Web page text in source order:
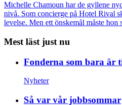
Michelle Chamoun har de gyllene
nivå. Som concierge på Hotel Rival
levelse. Men ett önskemål måste hon
Mest läst just nu
Fonderna som bara är
Nyheter
Så var vår jobbsommar